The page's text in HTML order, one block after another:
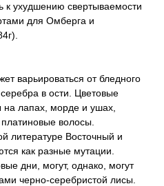
к ухудшению свертываемости
для Омберга и
варьироваться от бледного
в ости. Цветовые
на лапах, морде и ушах,
волосы.
литературе Восточный и
как разные мутации.
дни, могут, однако, могут
черно-серебристой лисы.